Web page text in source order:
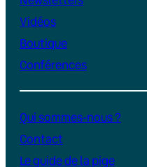
Vidéos
Boutique
Conférences
Qui sommes-nous ?
Contact
Le guide de la pige